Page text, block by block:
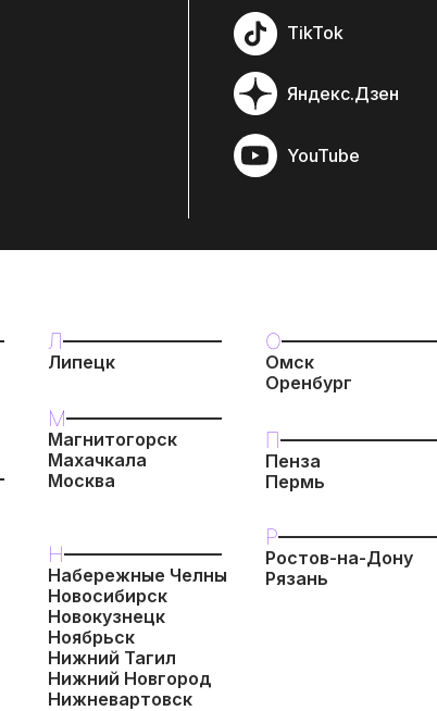
YouTube
Яндекс.Дзен
TikTok
Р
Ростов-на-Дону
Рязань
П
Пенза
Пермь
О
Омск
Оренбург
Н
Набережные Челны
Новосибирск
Новокузнецк
Ноябрьск
Нижний Тагил
Нижний Новгород
Нижневартовск
М
Магнитогорск
Махачкала
Москва
Л
Липецк